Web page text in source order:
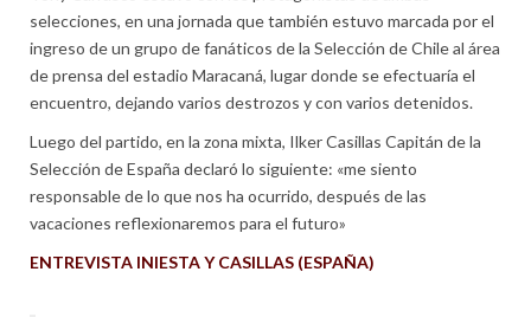
selecciones, en una jornada que también estuvo marcada por el
ingreso de un grupo de fanáticos de la Selección de Chile al área
de prensa del estadio Maracaná, lugar donde se efectuaría el
encuentro, dejando varios destrozos y con varios detenidos.
Luego del partido, en la zona mixta, Ilker Casillas Capitán de la
Selección de España declaró lo siguiente: «me siento
responsable de lo que nos ha ocurrido, después de las
vacaciones reflexionaremos para el futuro»
ENTREVISTA INIESTA Y CASILLAS (ESPAÑA)